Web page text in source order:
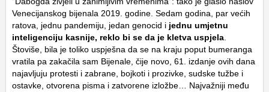
Venecijanskog bijenala 2019. godine. Sedam godina, par većih
ratova, jednu pandemiju, jedan genocid i jednu umjetnu
inteligenciju kasnije, reklo bi se da je kletva uspjela
Štoviše, bila je toliko uspješna da se na kraju poput bumeranga
vratila pa zakačila sam Bijenale, čije novo, 61. izdanje ovih dana
najavljuju protesti i zabrane, bojkoti i prozivke, sudske tužbe i
ostavke, otvorena pisma i zatvorene izložbe… Najvažniji među